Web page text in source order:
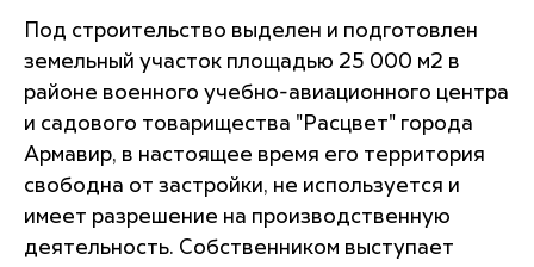
Под строительство выделен и подготовлен
земельный участок площадью 25 000 м2 в
районе военного учебно-авиационного центра
и садового товарищества "Расцвет" города
Армавир, в настоящее время его территория
свободна от застройки, не используется и
имеет разрешение на производственную
деятельность. Собственником выступает